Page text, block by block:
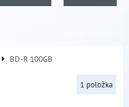
BD-R 100GB
1 položka